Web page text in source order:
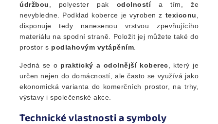
údržbou, polyester pak odolnostía tím, že
nevybledne. Podklad koberce je vyroben z texiconu,
disponuje tedy nanesenou vrstvou zpevňujícího
materiálu na spodní straně. Položit jej můžete také do
prostor s podlahovým vytápěním.
Jedná se o praktický a odolnější koberec, který je
určen nejen do domácností, ale často se využívá jako
ekonomická varianta do komerčních prostor, na trhy,
výstavy i společenské akce.
Technické vlastnosti a symboly